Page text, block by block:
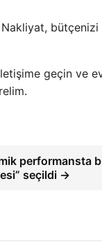
bütçenizi
geçin ve
performansta
seçildi →